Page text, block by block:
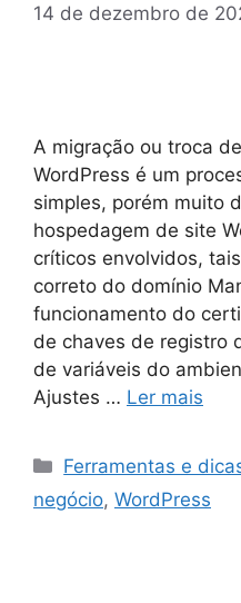
14 de dezembro de
A migração ou troca
WordPress é um
simples, porém muito
hospedagem de site
críticos envolvidos,
correto do domínio
funcionamento do
de chaves de registro
de variáveis do
Ajustes … Ler mais
Ferramentas e
negócio, WordPress